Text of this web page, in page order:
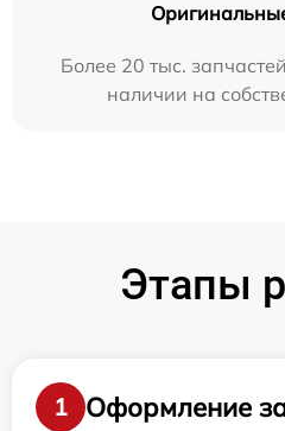
Более 20 тыс.
наличии на
Этапы
1
Оформление